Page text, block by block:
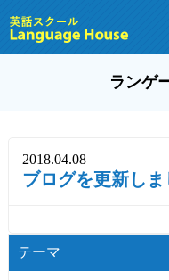
ランゲ
2018.04.08
ブログを更新しま
テーマ